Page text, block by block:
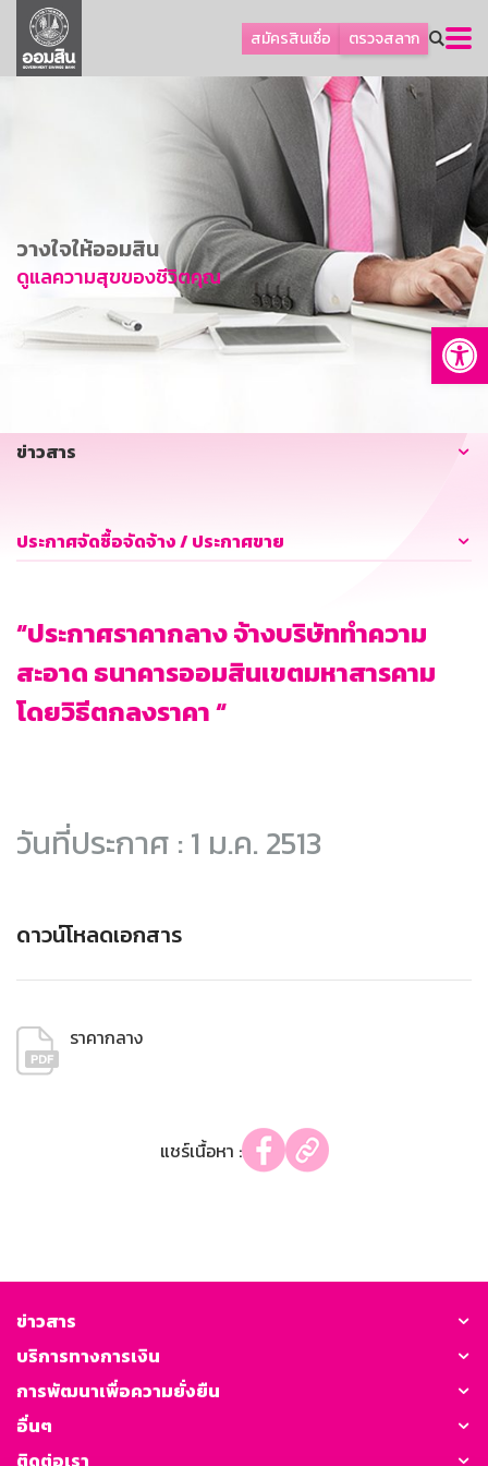
สมัครสินเชื่อ ตรวจสลาก
ลูกค้าธุรกิจ
ลูกค้าผู้ประกอบรายย่อย
การพัฒนาที่ยั่งยืน
ข่าวสาร
บริการทางการเงิน
อื่นๆ
วางใจให้ออมสิน
ดูแลความสุขของชีวิตคุณ
ข่าวสาร
ประกาศจัดซื้อจัดจ้าง / ประกาศขาย
“ประกาศราคากลาง จ้างบริษัททำความ
สะอาด ธนาคารออมสินเขตมหาสารคาม
โดยวิธีตกลงราคา “
วันที่ประกาศ : 1 ม.ค. 2513
ดาวน์โหลดเอกสาร
ราคากลาง
แชร์เนื้อหา :
ข่าวสาร
บริการทางการเงิน
การพัฒนาเพื่อความยั่งยืน
อื่นๆ